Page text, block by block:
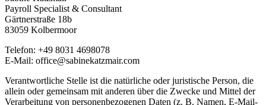
Payroll Specialist & Consultant
Gärtnerstraße 18b
83059 Kolbermoor
Telefon: +49 8031 4698078
E-Mail: office@sabinekatzmair.com
Verantwortliche Stelle ist die natürliche oder juristische Person, die
allein oder gemeinsam mit anderen über die Zwecke und Mittel der
Verarbeitung von personenbezogenen Daten (z. B. Namen, E-Mail-